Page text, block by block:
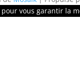
vous garantir la